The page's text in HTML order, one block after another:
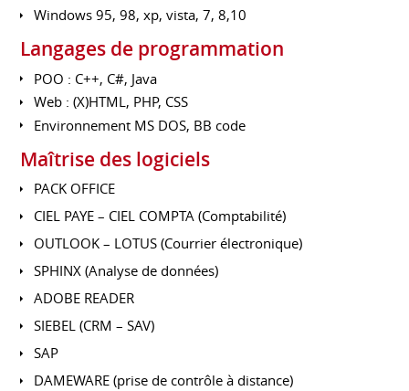
Windows 95, 98, xp, vista, 7, 8,10
Langages de programmation
POO : C++, C#, Java
Web : (X)HTML, PHP, CSS
Environnement MS DOS, BB code
Maîtrise des logiciels
PACK OFFICE
CIEL PAYE – CIEL COMPTA (Comptabilité)
OUTLOOK – LOTUS (Courrier électronique)
SPHINX (Analyse de données)
ADOBE READER
SIEBEL (CRM – SAV)
SAP
DAMEWARE (prise de contrôle à distance)